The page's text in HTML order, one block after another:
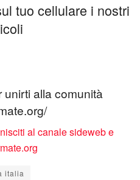
tuo cellulare i nostri
alla comunità
italia